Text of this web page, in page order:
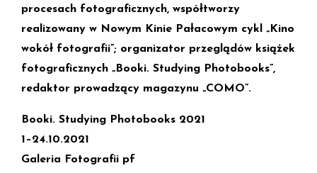
procesach fotograficznych, współtworzy
realizowany w Nowym Kinie Pałacowym cykl „Kino
wokół fotografii”; organizator przeglądów książek
fotograficznych „Booki. Studying Photobooks”,
redaktor prowadzący magazynu „COMO”.
Booki. Studying Photobooks 2021
1–24.10.2021
Galeria Fotografii pf